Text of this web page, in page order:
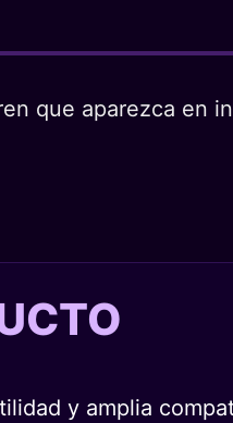
que aparezca en
y amplia